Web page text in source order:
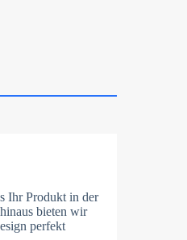
Ihr Produkt in der
bieten wir
perfekt